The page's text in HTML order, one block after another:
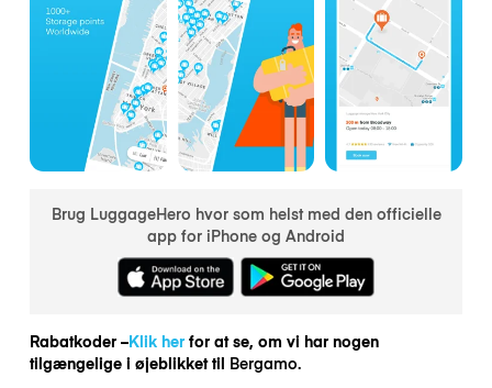
Brug LuggageHero hvor som helst med den officielle
app for iPhone og Android
Rabatkoder –Klik herfor at se, om vi har nogen
tilgængelige i øjeblikket til Bergamo.